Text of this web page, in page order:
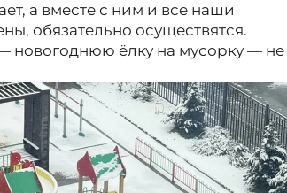
а вместе с ним и все наши
обязательно осуществятся.
новогоднюю ёлку на мусорку — не